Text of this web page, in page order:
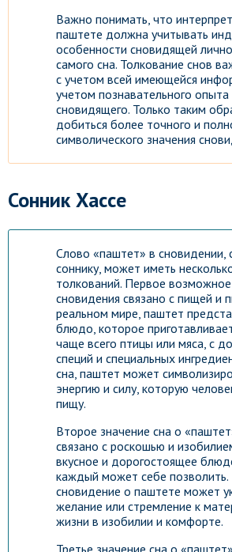
Важно понимать, что
паштете должна учитывать
особенности сновидящей
самого сна. Толкование снов
с учетом всей имеющейся
учетом познавательного
сновидящего. Только таким
добиться более точного и
символического значения
Сонник Хассе
Слово «паштет» в сновидении,
соннику, может иметь
толкований. Первое возможное
сновидения связано с пищей и
реальном мире, паштет
блюдо, которое
чаще всего птицы или мяса, с
специй и специальных
сна, паштет может
энергию и силу, которую
пищу.
Второе значение сна о
связано с роскошью и
вкусное и дорогостоящее
каждый может себе позволить.
сновидение о паштете может
желание или стремление к
жизни в изобилии и комфорте.
Третье значение сна о